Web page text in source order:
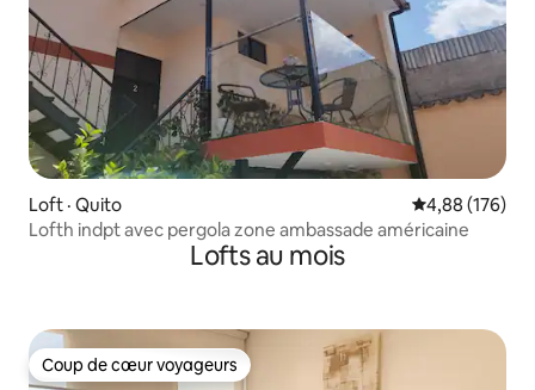
Loft · Quito Note
4,88 (176)
Lofth indpt avec pergola zone ambassade américaine
Lofts au mois
Coup de cœur voyageurs
Coup de cœur voyageurs